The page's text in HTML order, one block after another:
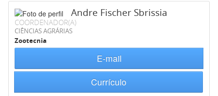
Andre Fischer Sbrissia
COORDENADOR(A)
CIÊNCIAS AGRÁRIAS
Zootecnia
E-mail
Currículo